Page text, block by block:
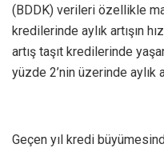
(BDDK) verileri özellikle
kredilerinde aylık artışın
artış taşıt kredilerinde
yüzde 2’nin üzerinde aylık
Geçen yıl kredi